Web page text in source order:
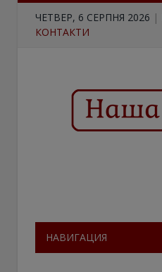
ЧЕТВЕР, 6 СЕРПНЯ 2026 |
КОНТАКТИ
НАВИГАЦИЯ